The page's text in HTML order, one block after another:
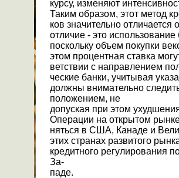
курсу, изменяют
Таким образом, этот метод
ков значительно отличается
отличие - это
поскольку объем покупки
этом процентная ставка
ветствии с направлением
ческие банки, учитывая
должны внимательно
положением, не
допуская при этом
Операции на открытом
няться в США, Канаде и
этих странах развитого
кредитного регулирования
За-
паде.